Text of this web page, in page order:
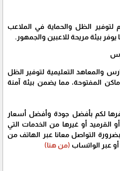
لتوفير الظل والحماية في الملاعب
يوفر بيئة مريحة للاعبين والجمهور.
والمعاهد التعليمية لتوفير الظل
المفتوحة، مما يضمن بيئة آمنة
لكم بأفضل جودة وأفضل أسعار
القرميد أو غيرها من الخدمات التي
التواصل معانا عبر الهاتف من
أو عبر الواتساب (من هنا)